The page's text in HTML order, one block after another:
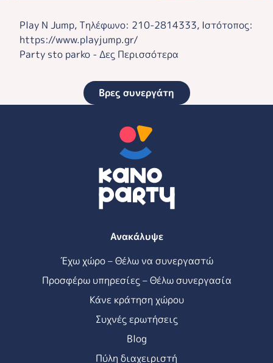
Play N Jump, Τηλέφωνο: 210-2814333, Ιστότοπος:
https://www.playjump.gr/
Party sto parko - Δες Περισσότερα
Βρες συνεργάτη
Ανακάλυψε
Έχω χώρο – Θέλω να συνεργαστώ
Προσφέρω υπηρεσίες – Θέλω συνεργασία
Κάνε κράτηση χώρου
Συχνές ερωτήσεις
Blog
Πύλη διαχειριστή